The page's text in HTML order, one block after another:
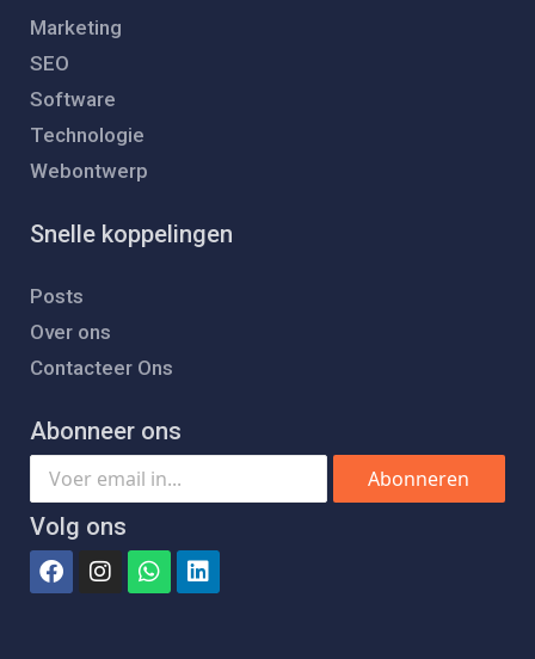
Marketing
SEO
Software
Technologie
Webontwerp
Snelle koppelingen
Posts
Over ons
Contacteer Ons
Abonneer ons
Abonneren
Volg ons